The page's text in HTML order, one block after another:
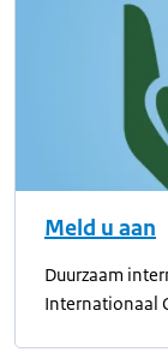
Meld u aan
Duurzaam
Internationaal